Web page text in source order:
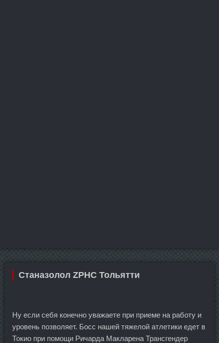
Станазолол ZPHC Тольятти
Ну если себя конечно уважаете при приеме на работу и
уровень позволяет. Босс нашей тяжелой атлетики едет в
Токио при помощи Ричарда Макларена Трансгендер